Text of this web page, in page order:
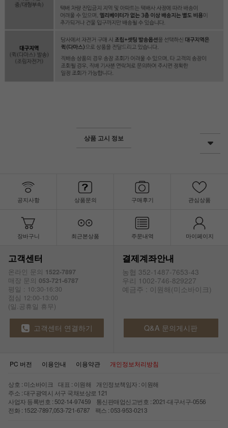
상품 고시 정보
공지사항 상품문의 구매후기 관심상품
장바구니 최근본상품 주문내역 마이페이지
고객센터
온라인 문의 1522-7897
매장 문의 053-721-6787
평일 : 10:30-16:30
점심 12:00-13:00
(일.공휴일 휴무)
결제계좌안내
농협 352-1487-7653-43
우리 1002-746-829227
예금주 : 이원해(미소바이크)
고객센터 연결하기 Q&A 문의게시판
PC 버전 이용안내 이용약관 개인정보처리방침
상호 : 미소바이크 대표 : 이원해 개인정보책임자 : 이원해
주소 : 대구광역시 서구 국채보상로 121
사업자 등록번호 : 502-14-97459 통신판매업신고번호 : 2021-대구서구-0556
전화 : 1522-7897,053-721-6787 팩스 : 053-953-0213